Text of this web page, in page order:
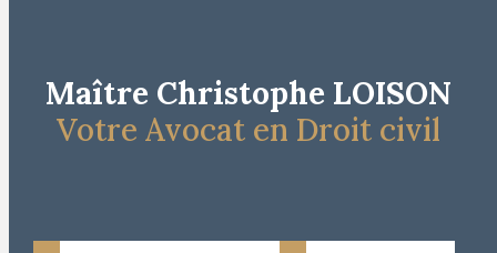
Maître Christophe LOISON
Votre Avocat en Droit civil